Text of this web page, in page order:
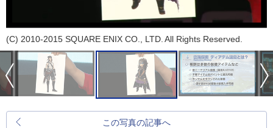
(C) 2010-2015 SQUARE ENIX CO., LTD. All Rights Reserved.
この写真の記事へ